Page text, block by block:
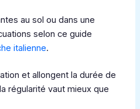
au sol ou dans une
selon ce guide
italienne.
et allongent la durée de
régularité vaut mieux que